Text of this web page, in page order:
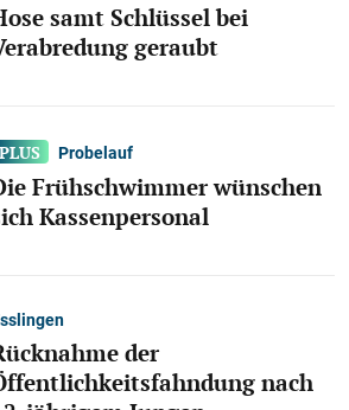
samt Schlüssel bei
geraubt
Probelauf
Frühschwimmer wünschen
Kassenpersonal
der
nach